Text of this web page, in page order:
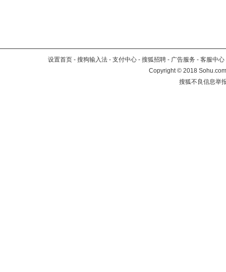
设置首页 - 搜狗输入法 - 支付中心 - 搜狐招聘 - 广告服务 - 客服中心
Copyright©2018
搜狐不良信息举